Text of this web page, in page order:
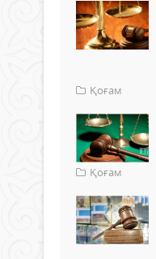
Қоғам
Қоғам